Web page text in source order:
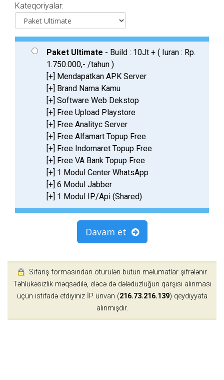
Kateqoriyalar:
Paket Ultimate - Build : 10Jt + ( Iuran : Rp.
1.750.000,- /tahun )
[+] Mendapatkan APK Server
[+] Brand Nama Kamu
[+] Software Web Dekstop
[+] Free Upload Playstore
[+] Free Analityc Server
[+] Free Alfamart Topup Free
[+] Free Indomaret Topup Free
[+] Free VA Bank Topup Free
[+] 1 Modul Center WhatsApp
[+] 6 Modul Jabber
[+] 1 Modul IP/Api (Shared)
Davam et
Sifariş formasından ötürülən bütün məlumatlar şifrələnir.
Təhlükəsizlik məqsədilə, eləcə də dələduzluğun qarşısı alınması
üçün istifadə etdiyiniz İP ünvan (216.73.216.139) qeydiyyata
alınmışdır.